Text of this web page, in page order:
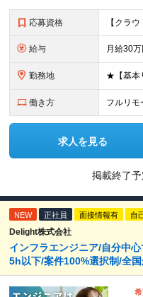
応募資格
給与
勤務地
働き方 フルリモ
求人を見る
掲載終了予
NEW 正社員 面接情報有 自
Delight株式会社
インフラエンジニア/自分中
5h以下/案件100%選択制/全